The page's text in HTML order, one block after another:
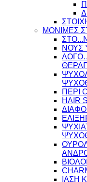
ΜΟΝΙΜΕΣ
ΝΟΥΣ
ΠΕΡΙ
HAIR
ΙΑΣΗ